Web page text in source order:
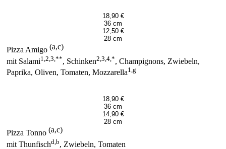
18,90 €
36 cm
12,50 €
28 cm
Pizza Amigo (a,c)
mit Salami1,2,3,**, Schinken2,3,4,*, Champignons, Zwiebeln,
Paprika, Oliven, Tomaten, Mozzarella1,g
18,90 €
36 cm
14,90 €
28 cm
Pizza Tonno (a,c)
mit Thunfischd,b, Zwiebeln, Tomaten